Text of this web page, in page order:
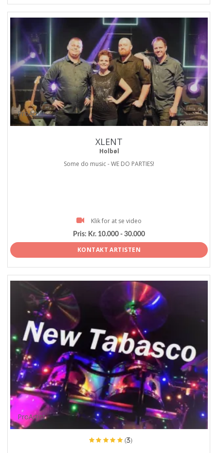
ProArtist
XLENT
Holbøl
Some do music - WE DO PARTIES!
Klik for at se video
Pris: Kr. 10.000 - 30.000
KONTAKT ARTISTEN
ProArtist
(3)